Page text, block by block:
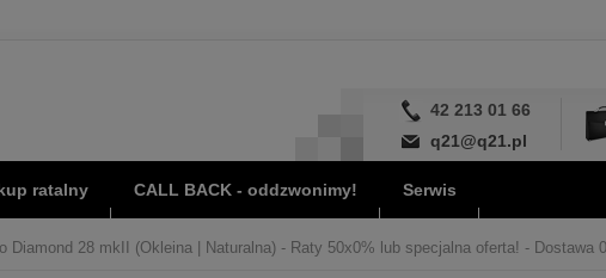
42 213 01 66
q21@q21.pl
ratalny CALL BACK - oddzwonimy! Serwis
Diamond 28 mkII (Okleina | Naturalna) - Raty 50x0% lub specjalna oferta! - Dostawa